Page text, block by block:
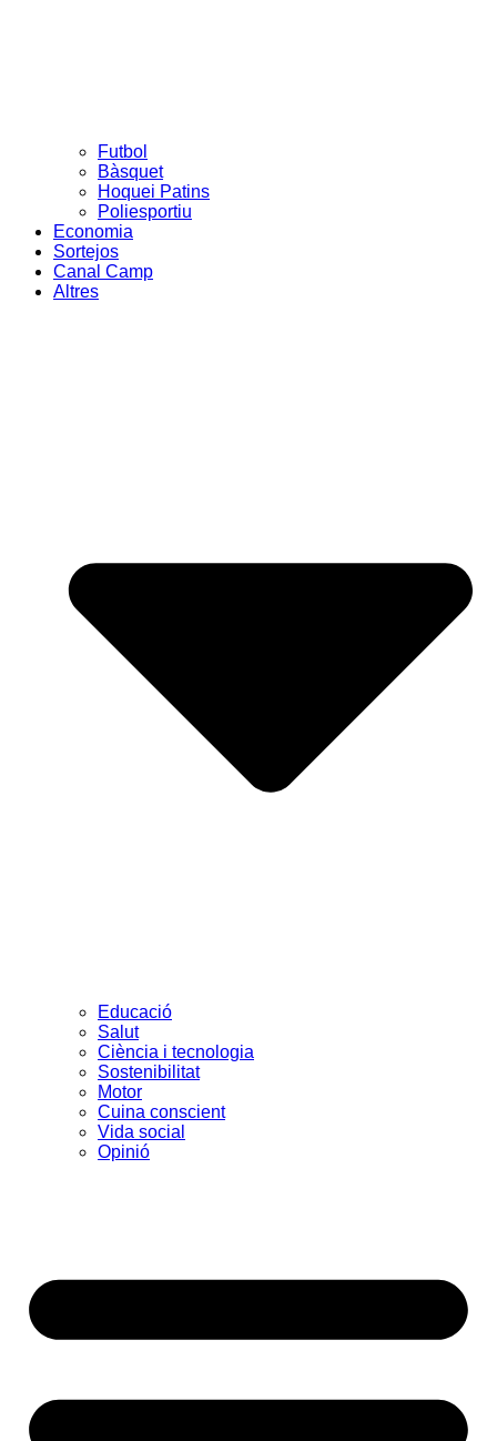
Futbol
Bàsquet
Hoquei Patins
Poliesportiu
Economia
Sortejos
Canal Camp
Altres
Educació
Salut
Ciència i tecnologia
Sostenibilitat
Motor
Cuina conscient
Vida social
Opinió